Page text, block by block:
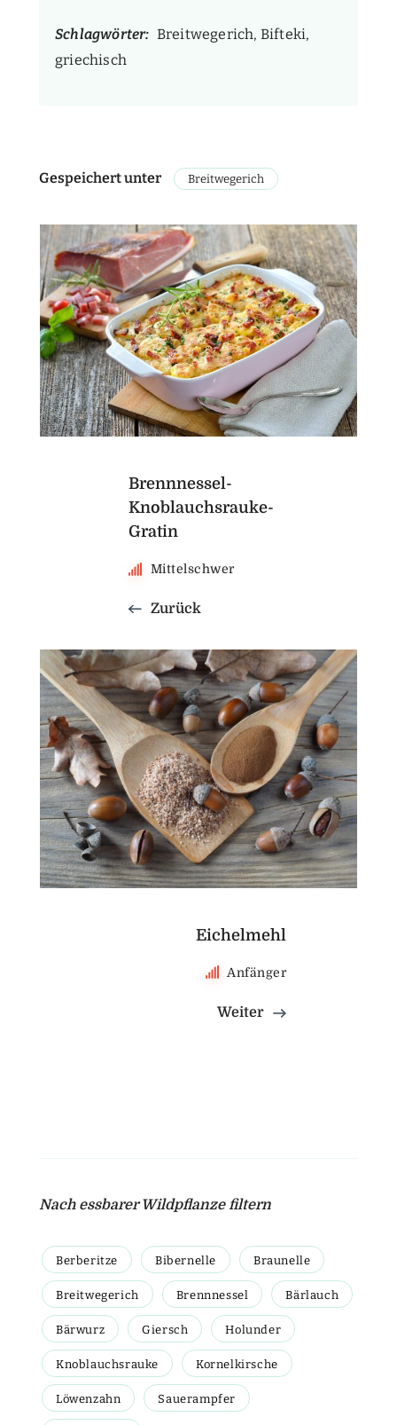
Schlagwörter: Breitwegerich, Bifteki,
griechisch
Gespeichert unter Breitwegerich
Brennnessel-
Knoblauchsrauke-
Gratin
Mittelschwer
Zurück
Eichelmehl
Anfänger
Weiter
Nach essbarer Wildpflanze filtern
Berberitze Bibernelle Braunelle
Breitwegerich Brennnessel Bärlauch
Bärwurz Giersch Holunder
Knoblauchsrauke Kornelkirsche
Löwenzahn Sauerampfer